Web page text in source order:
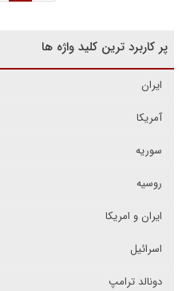
پر کاربرد ترین کلید واژه ها
ایران
آمریکا
سوریه
روسیه
ایران و امریکا
اسرائیل
دونالد ترامپ